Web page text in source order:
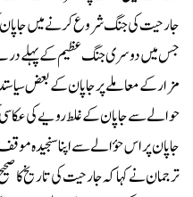
جارحیت کی جنگ شروع کرنے میں
جس میں دوسری جنگ عظیم کے پہلے
مزار کے معاملے پر جاپان کے بعض
حوالے سے جاپان کے غلط رویے کی
جاپان پر اس حؤالے سے اپنا سنجیدہ
ترجمان نے کہا کہ جارحیت کی تاریخ کا